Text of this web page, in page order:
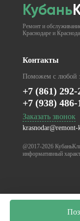
Кубань
Ремонт и
Краснодаре и
Контакты
Поможем с любой
+7 (861) 292-
+7 (938) 486-
Заказать звонок
@2017-2026 Кубань
информативный